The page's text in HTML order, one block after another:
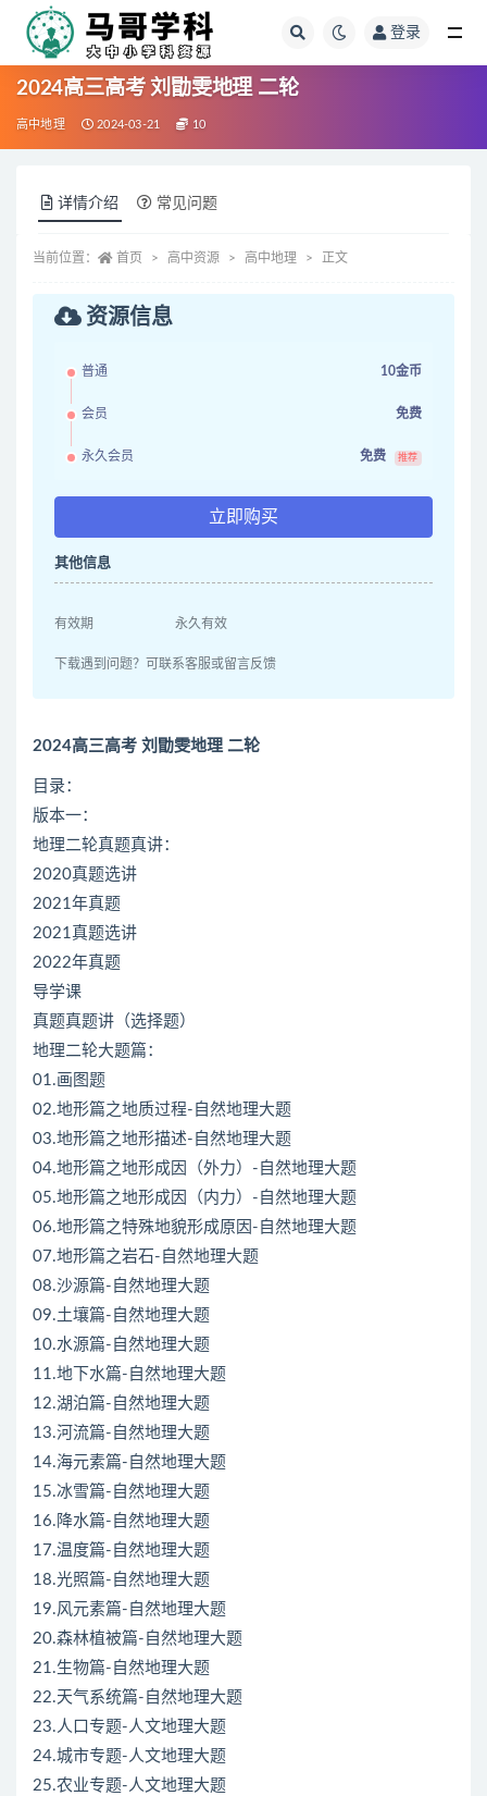
登录
2024高三高考 刘勖雯地理 二轮
高中地理 2024-03-21 10
详情介绍 常见问题
当前位置： 首页 高中资源 高中地理 正文
资源信息
普通 10金币
会员 免费
永久会员 免费 推荐
立即购买
其他信息
有效期 永久有效
下载遇到问题？可联系客服或留言反馈
2024高三高考 刘勖雯地理 二轮
目录：
版本一：
地理二轮真题真讲：
2020真题选讲
2021年真题
2021真题选讲
2022年真题
导学课
真题真题讲（选择题）
地理二轮大题篇：
01.画图题
02.地形篇之地质过程-自然地理大题
03.地形篇之地形描述-自然地理大题
04.地形篇之地形成因（外力）-自然地理大题
05.地形篇之地形成因（内力）-自然地理大题
06.地形篇之特殊地貌形成原因-自然地理大题
07.地形篇之岩石-自然地理大题
08.沙源篇-自然地理大题
09.土壤篇-自然地理大题
10.水源篇-自然地理大题
11.地下水篇-自然地理大题
12.湖泊篇-自然地理大题
13.河流篇-自然地理大题
14.海元素篇-自然地理大题
15.冰雪篇-自然地理大题
16.降水篇-自然地理大题
17.温度篇-自然地理大题
18.光照篇-自然地理大题
19.风元素篇-自然地理大题
20.森林植被篇-自然地理大题
21.生物篇-自然地理大题
22.天气系统篇-自然地理大题
23.人口专题-人文地理大题
24.城市专题-人文地理大题
25.农业专题-人文地理大题
全部